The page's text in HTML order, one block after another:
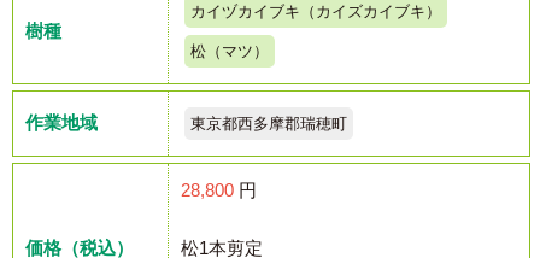
樹種
カイヅカイブキ（カイズカイブキ）
松（マツ）
作業地域 東京都西多摩郡瑞穂町
価格（税込）
28,800 円
松1本剪定